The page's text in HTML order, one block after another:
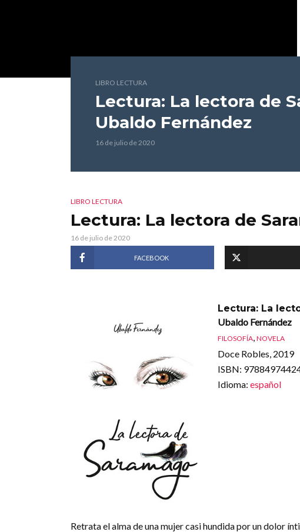
LIBRO LECTURA
Lectura: La lectora de
Ubaldo Fernández
16 de julio de 2020
LIBRO LECTURA
Lectura: La lectora de
16 de julio de 2020
FACEBOOK
Lectura: La
Ubaldo Fernández
FILOSOFÍA, NOVELA
Doce Robles, 2019
ISBN:
Idioma: español
Retrata el alma de una mujer casi hundida por un dolor